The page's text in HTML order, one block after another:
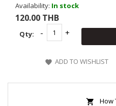
Availability: In stock
120.00 THB
Qty:
ADD TO WISHLIST
How